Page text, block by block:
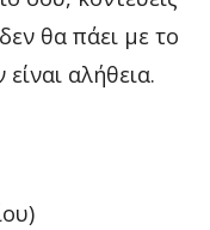
θα πάει με το
αλήθεια.